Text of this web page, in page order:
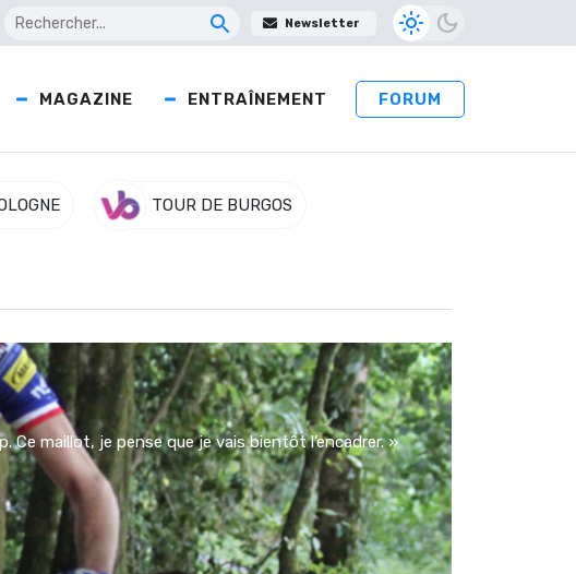
Newsletter
MAGAZINE ENTRAÎNEMENT FORUM
TOUR DE BURGOS
Ce maillot, je pense que je vais bientôt l’encadrer. »